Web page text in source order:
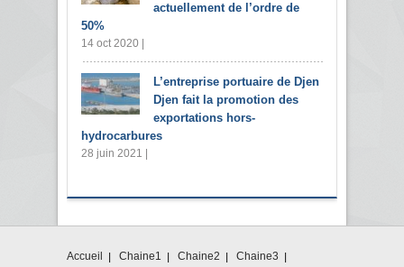
actuellement de l’ordre de
50%
14 oct 2020 |
L’entreprise portuaire de Djen
Djen fait la promotion des
exportations hors-
hydrocarbures
28 juin 2021 |
Accueil Chaine1 Chaine2 Chaine3